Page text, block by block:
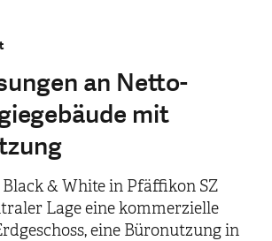
an Netto-
mit
Black & White in Pfäffikon SZ
Lage eine kommerzielle
eine Büronutzung in